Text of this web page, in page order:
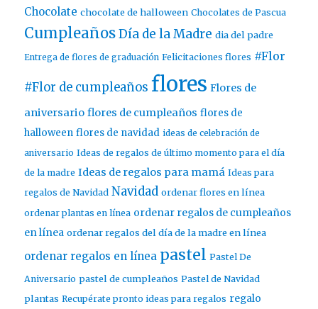
Chocolate chocolate de halloween Chocolates de Pascua
Cumpleaños Día de la Madre dia del padre
Entrega de flores de graduación Felicitaciones flores #Flor
#Flor de cumpleaños flores Flores de
aniversario flores de cumpleaños flores de
halloween flores de navidad ideas de celebración de
aniversario Ideas de regalos de último momento para el día
de la madre Ideas de regalos para mamá Ideas para
regalos de Navidad Navidad ordenar flores en línea
ordenar plantas en línea ordenar regalos de cumpleaños
en línea ordenar regalos del día de la madre en línea
ordenar regalos en línea pastel Pastel De
Aniversario pastel de cumpleaños Pastel de Navidad
plantas Recupérate pronto ideas para regalos regalo